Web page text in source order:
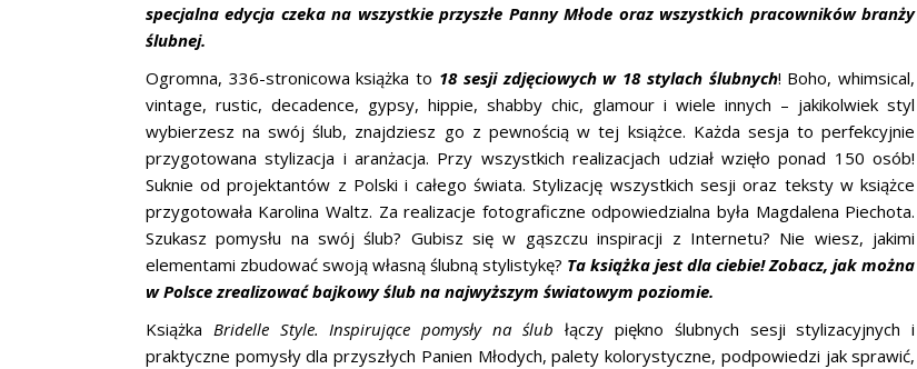
specjalna edycja czeka na wszystkie przyszłe Panny Młode oraz wszystkich pracowników branży
ślubnej.
Ogromna, 336-stronicowa książka to 18 sesji zdjęciowych w 18 stylach ślubnych! Boho, whimsical,
vintage, rustic, decadence, gypsy, hippie, shabby chic, glamour i wiele innych – jakikolwiek styl
wybierzesz na swój ślub, znajdziesz go z pewnością w tej książce. Każda sesja to perfekcyjnie
przygotowana stylizacja i aranżacja. Przy wszystkich realizacjach udział wzięło ponad 150 osób!
Suknie od projektantów z Polski i całego świata. Stylizację wszystkich sesji oraz teksty w książce
przygotowała Karolina Waltz. Za realizacje fotograficzne odpowiedzialna była Magdalena Piechota.
Szukasz pomysłu na swój ślub? Gubisz się w gąszczu inspiracji z Internetu? Nie wiesz, jakimi
elementami zbudować swoją własną ślubną stylistykę? Ta książka jest dla ciebie! Zobacz, jak można
w Polsce zrealizować bajkowy ślub na najwyższym światowym poziomie.
Książka Bridelle Style. Inspirujące pomysły na ślub łączy piękno ślubnych sesji stylizacyjnych i
praktyczne pomysły dla przyszłych Panien Młodych, palety kolorystyczne, podpowiedzi jak sprawić,